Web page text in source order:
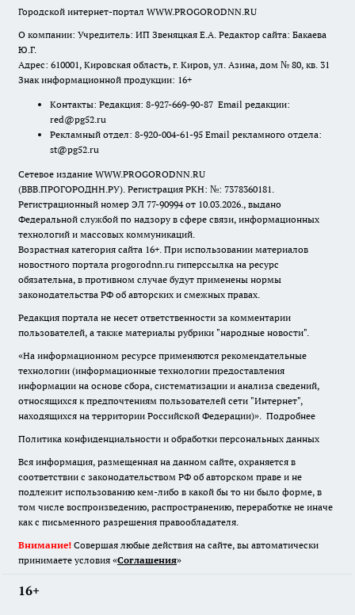
Городской интернет-портал WWW.PROGORODNN.RU
О компании: Учредитель: ИП Звеняцкая Е.А. Редактор сайта: Бакаева
Ю.Г.
Адрес: 610001, Кировская область, г. Киров, ул. Азина, дом № 80, кв. 31
Знак информационной продукции: 16+
Контакты: Редакция: 8-927-669-90-87 Email редакции:
red@pg52.ru
Рекламный отдел: 8-920-004-61-95 Email рекламного отдела:
st@pg52.ru
Сетевое издание WWW.PROGORODNN.RU
(ВВВ.ПРОГОРОДНН.РУ). Регистрация РКН: №: 7378360181.
Регистрационный номер ЭЛ 77-90994 от 10.03.2026., выдано
Федеральной службой по надзору в сфере связи, информационных
технологий и массовых коммуникаций.
Возрастная категория сайта 16+. При использовании материалов
новостного портала progorodnn.ru гиперссылка на ресурс
обязательна, в противном случае будут применены нормы
законодательства РФ об авторских и смежных правах.
Редакция портала не несет ответственности за комментарии
пользователей, а также материалы рубрики "народные новости".
«На информационном ресурсе применяются рекомендательные
технологии (информационные технологии предоставления
информации на основе сбора, систематизации и анализа сведений,
относящихся к предпочтениям пользователей сети "Интернет",
находящихся на территории Российской Федерации)». Подробнее
Политика конфиденциальности и обработки персональных данных
Вся информация, размещенная на данном сайте, охраняется в
соответствии с законодательством РФ об авторском праве и не
подлежит использованию кем-либо в какой бы то ни было форме, в
том числе воспроизведению, распространению, переработке не иначе
как с письменного разрешения правообладателя.
Внимание! Совершая любые действия на сайте, вы автоматически
принимаете условия «Cоглашения»
16+